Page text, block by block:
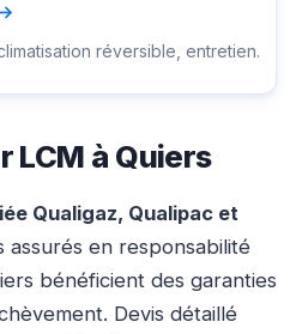
réversible, entretien.
LCM à Quiers
Qualigaz, Qualipac et
assurés en responsabilité
bénéficient des garanties
Devis détaillé